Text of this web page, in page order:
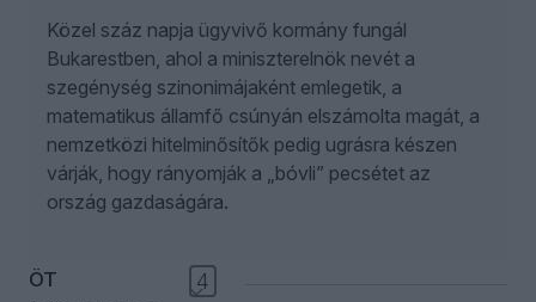
Közel száz napja ügyvivő kormány fungál
Bukarestben, ahol a miniszterelnök nevét a
szegénység szinonimájaként emlegetik, a
matematikus államfő csúnyán elszámolta magát, a
nemzetközi hitelminősítők pedig ugrásra készen
várják, hogy rányomják a „bóvli” pecsétet az
ország gazdaságára.
ÖT 4